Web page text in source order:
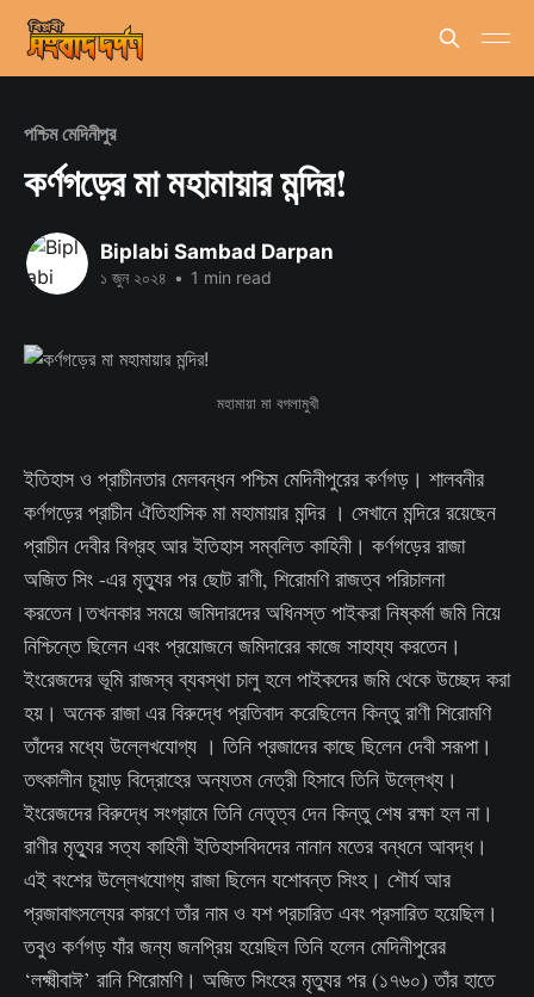
পশ্চিম মেদিনীপুর
কর্ণগড়ের মা মহামায়ার মন্দির!
Biplabi Sambad Darpan
১ জুন ২০২৪ • 1 min read
মহামায়া মা বগলামুখী
ইতিহাস ও প্রাচীনতার মেলবন্ধন পশ্চিম মেদিনীপুরের কর্ণগড়। শালবনীর
কর্ণগড়ের প্রাচীন ঐতিহাসিক মা মহামায়ার মন্দির । সেখানে মন্দিরে রয়েছেন
প্রাচীন দেবীর বিগ্রহ আর ইতিহাস সম্বলিত কাহিনী। কর্ণগড়ের রাজা
অজিত সিং -এর মৃত্যুর পর ছোট রাণী, শিরোমণি রাজত্ব পরিচালনা
করতেন।তখনকার সময়ে জমিদারদের অধিনস্ত পাইকরা নিষ্কর্মা জমি নিয়ে
নিশ্চিন্তে ছিলেন এবং প্রয়োজনে জমিদারের কাজে সাহায্য করতেন।
ইংরেজদের ভূমি রাজস্ব ব্যবস্থা চালু হলে পাইকদের জমি থেকে উচ্ছেদ করা
হয়। অনেক রাজা এর বিরুদ্ধে প্রতিবাদ করেছিলেন কিন্তু রাণী শিরোমণি
তাঁদের মধ্যে উল্লেখযোগ্য । তিনি প্রজাদের কাছে ছিলেন দেবী সরূপা।
তৎকালীন চূয়াড় বিদ্রোহের অন্যতম নেত্রী হিসাবে তিনি উল্লেখ্য।
ইংরেজদের বিরুদ্ধে সংগ্রামে তিনি নেতৃত্ব দেন কিন্তু শেষ রক্ষা হল না।
রাণীর মৃত্যুর সত্য কাহিনী ইতিহাসবিদদের নানান মতের বন্ধনে আবদ্ধ।
এই বংশের উল্লেখযোগ্য রাজা ছিলেন যশোবন্ত সিংহ। শৌর্য আর
প্রজাবাৎসল্যের কারণে তাঁর নাম ও যশ প্রচারিত এবং প্রসারিত হয়েছিল।
তবুও কর্ণগড় যাঁর জন্য জনপ্রিয় হয়েছিল তিনি হলেন মেদিনীপুরের
‘লক্ষ্মীবাঈ’ রানি শিরোমণি। অজিত সিংহের মৃত্যুর পর (১৭৬০) তাঁর হাতে